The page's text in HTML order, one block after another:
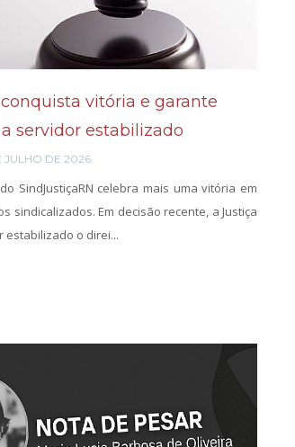
vitória e garante
servidor estabilizado
JULHO DE 2026.
SindJustiçaRN celebra mais uma vitória em
sindicalizados. Em decisão recente, a Justiça
estabilizado o direi...